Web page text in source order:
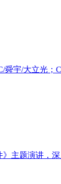
宇/大立光；
主题演讲，